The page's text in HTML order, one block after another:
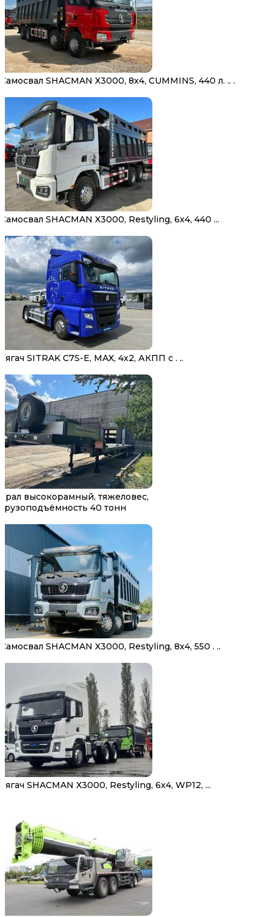
Самосвал SHACMAN X3000, 8х4, CUMMINS, 440 л. .. .
Самосвал SHACMAN X3000, Restyling, 6х4, 440 ...
Тягач SITRAK C7S-E, MAX, 4х2, АКПП с . ..
Трал высокорамный, тяжеловес,
грузоподъёмность 40 тонн
Самосвал SHACMAN X3000, Restyling, 8х4, 550 . ..
Тягач SHACMAN Х3000, Restyling, 6х4, WP12, ...